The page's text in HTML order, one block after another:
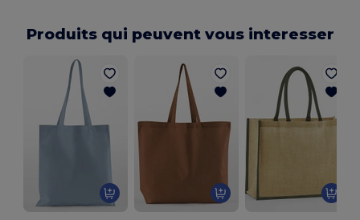
Produits qui peuvent vous interesser